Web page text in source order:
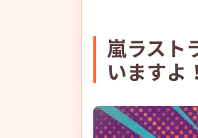
嵐ラスト
いますよ！